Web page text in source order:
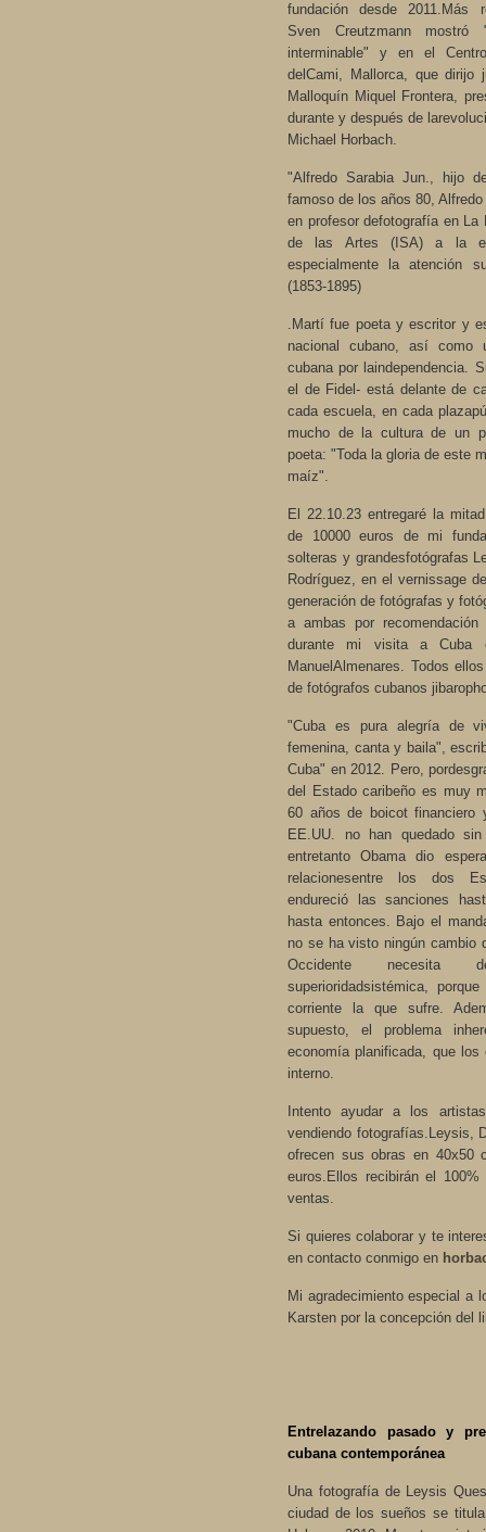
fundación desde 2011.Más
Sven Creutzmann
interminable" y en el
delCami, Mallorca, que dirijo
Malloquín Miquel Frontera,
durante y después de
Michael Horbach.
"Alfredo Sarabia Jun., hijo
famoso de los años 80,
en profesor defotografía en La
de las Artes (ISA) a la
especialmente la atención
(1853-1895)
.Martí fue poeta y escritor y
nacional cubano, así
cubana por laindependencia.
el de Fidel- está delante de
cada escuela, en cada
mucho de la cultura de un
poeta: "Toda la gloria de este
maíz".
El 22.10.23 entregaré la
de 10000 euros de mi
solteras y grandesfotógrafas
Rodríguez, en el vernissage
generación de fotógrafas y
a ambas por
durante mi visita a
ManuelAlmenares. Todos
de fotógrafos cubanos
"Cuba es pura alegría de
femenina, canta y baila",
Cuba" en 2012. Pero,
del Estado caribeño es muy
60 años de boicot financiero
EE.UU. no han quedado sin
entretanto Obama dio
relacionesentre los dos
endureció las sanciones
hasta entonces. Bajo el
no se ha visto ningún cambio
Occidente necesita
superioridadsistémica,
corriente la que sufre.
supuesto, el problema
economía planificada, que los
interno.
Intento ayudar a los
vendiendo fotografías.Leysis,
ofrecen sus obras en 40x50
euros.Ellos recibirán el
ventas.
Si quieres colaborar y te
en contacto conmigo en
Mi agradecimiento especial a
Karsten por la concepción del
Entrelazando pasado y
cubana contemporánea
Una fotografía de Leysis
ciudad de los sueños se